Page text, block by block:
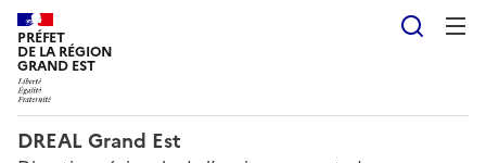
PRÉFET
DE LA RÉGION
GRAND EST
DREAL Grand Est